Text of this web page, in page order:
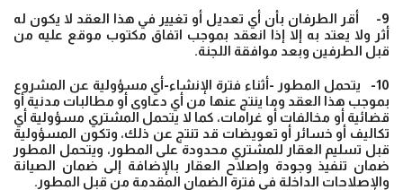
9- أقر الطرفان بأن أي تعديل أو تغيير في هذا العقد لا يكون له
أثر ولا يعتد به إلا إذا انعقد بموجب اتفاق مكتوب موقع عليه من
قبل الطرفين وبعد موافقة اللجنة.
10- يتحمل المطور -أثناء فترة الإنشاء-أي مسؤولية عن المشروع
بموجب هذا العقد وما ينتج عنها من أي دعاوى أو مطالبات مدنية أو
قضائية أو مخالفات أو غرامات، كما لا يتحمل المشتري مسؤولية أي
تكاليف أو خسائر أو تعويضات قد تنتج عن ذلك، وتكون المسؤولية
قبل تسليم العقار للمشتري محدودة على المطور، ويتحمل المطور
ضمان تنفيذ وجودة وإصلاح العقار بالإضافة إلى ضمان الصيانة
والإصلاحات الداخلة في فترة الضمان المقدمة من قبل المطور.